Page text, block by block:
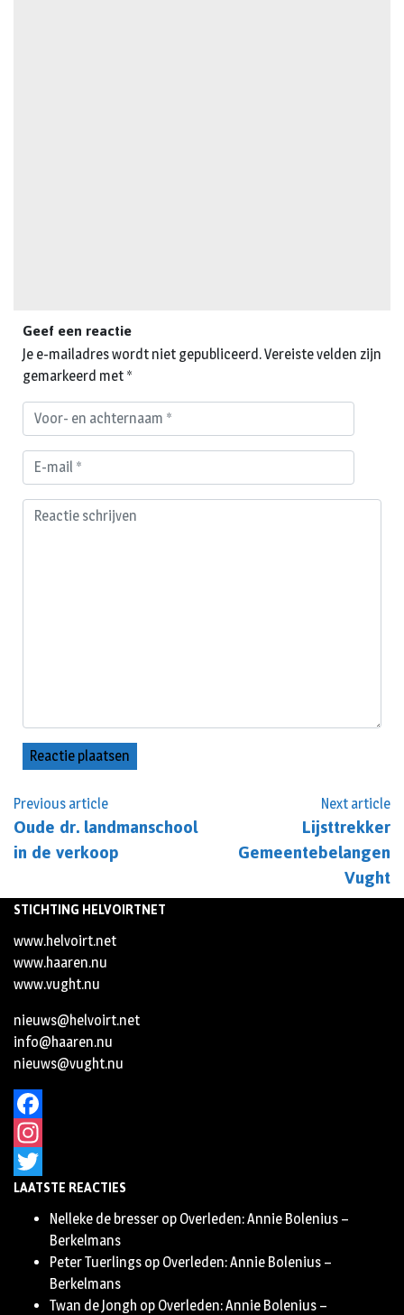
Previous article
Oude dr. landmanschool
in de verkoop
Next article
Lijsttrekker
Gemeentebelangen
Vught
Geef een reactie
Je e-mailadres wordt niet gepubliceerd.Vereiste velden zijn
gemarkeerd met *
STICHTING HELVOIRTNET
www.helvoirt.net
www.haaren.nu
www.vught.nu
nieuws@helvoirt.net
info@haaren.nu
nieuws@vught.nu
Facebook
Instagram
Twitter
LAATSTE REACTIES
Nelleke de bresser op Overleden: Annie Bolenius –
Berkelmans
Peter Tuerlings op Overleden: Annie Bolenius –
Berkelmans
Twan de Jongh op Overleden: Annie Bolenius –